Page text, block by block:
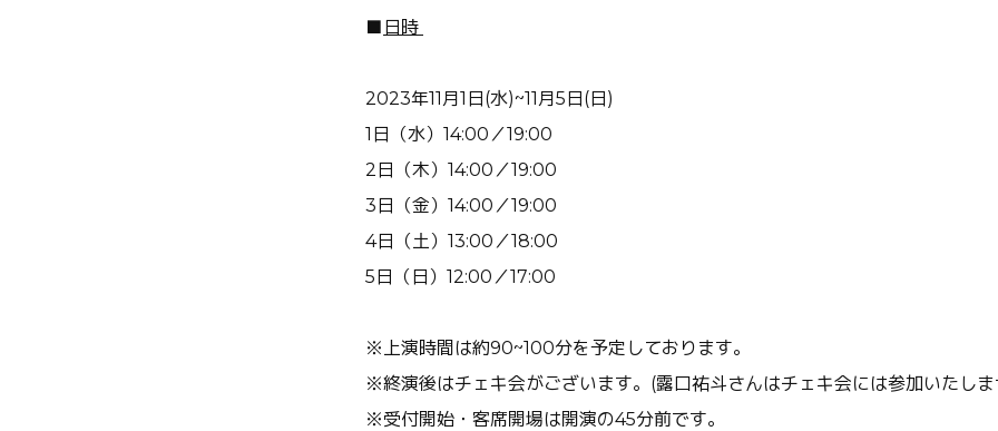
■ 日時
2023年11月1日(水)~11月5日(日)
1日（水）14:00／19:00
2日（木）14:00／19:00
3日（金）14:00／19:00
4日（土）13:00／18:00
5日（日）12:00／17:00
※上演時間は約90~100分を予定しております。
※終演後はチェキ会がございます。(露口祐斗さんはチェキ会には参加いたしま
※受付開始・客席開場は開演の45分前です。